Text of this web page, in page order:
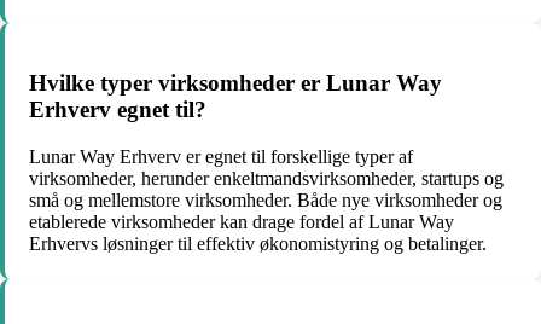
Hvilke typer virksomheder er Lunar Way
Erhverv egnet til?
Lunar Way Erhverv er egnet til forskellige typer af
virksomheder, herunder enkeltmandsvirksomheder, startups og
små og mellemstore virksomheder. Både nye virksomheder og
etablerede virksomheder kan drage fordel af Lunar Way
Erhvervs løsninger til effektiv økonomistyring og betalinger.